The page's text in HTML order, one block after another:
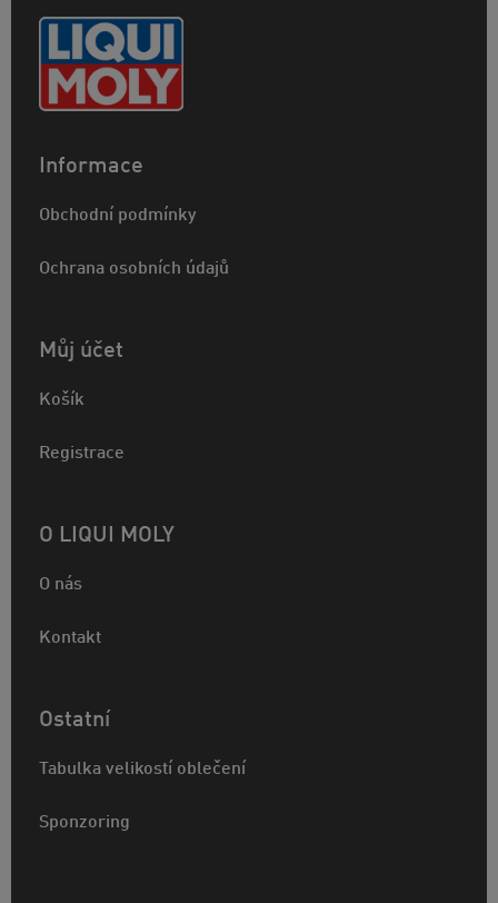
Informace
Obchodní podmínky
Ochrana osobních údajů
Můj účet
Košík
Registrace
O LIQUI MOLY
O nás
Kontakt
Ostatní
Tabulka velikostí oblečení
Sponzoring